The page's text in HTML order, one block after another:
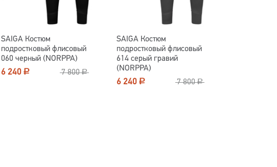
SAIGA Костюм
подростковый флисовый
060 черный (NORPPA)
6 240 Р 7 800 Р
SAIGA Костюм
подростковый флисовый
614 серый гравий
(NORPPA)
6 240 Р 7 800 Р